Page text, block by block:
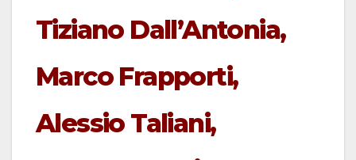
Tiziano Dall’Antonia,
Marco Frapporti,
Alessio Taliani,